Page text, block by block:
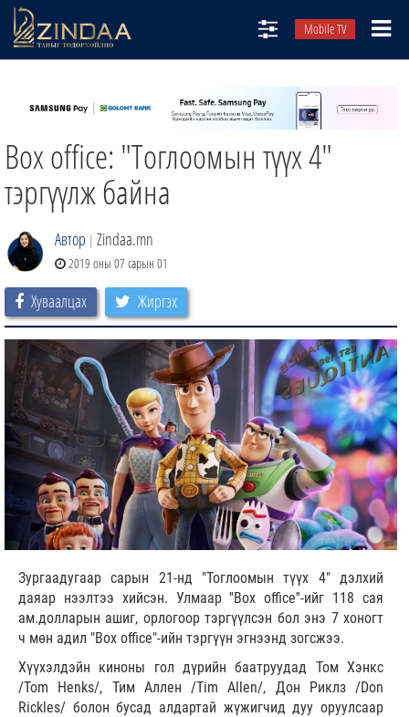
Mobile TV
ТВ8
ӨГЛӨӨНИЙ СОНИН
ЗИНДАА СЭТГҮҮЛ
Box office: "Тоглоомын түүх 4"
тэргүүлж байна
Автор | Zindaa.mn
2019 оны 07 сарын 01
Хуваалцах Жиргэх
Зургаадугаар сарын 21-нд "Тоглоомын түүх 4" дэлхий
даяар нээлтээ хийсэн. Улмаар ''Box office''-ийг 118 сая
ам.долларын ашиг, орлогоор тэргүүлсэн бол энэ 7 хоногт
ч мөн адил "Box office"-ийн тэргүүн эгнээнд зогсжээ.
Хүүхэлдэйн киноны гол дүрийн баатруудад Том Хэнкс
/Tom Henks/, Тим Аллен /Tim Allen/, Дон Риклз /Don
Rickles/ болон бусад алдартай жүжигчид дуу оруулсаар